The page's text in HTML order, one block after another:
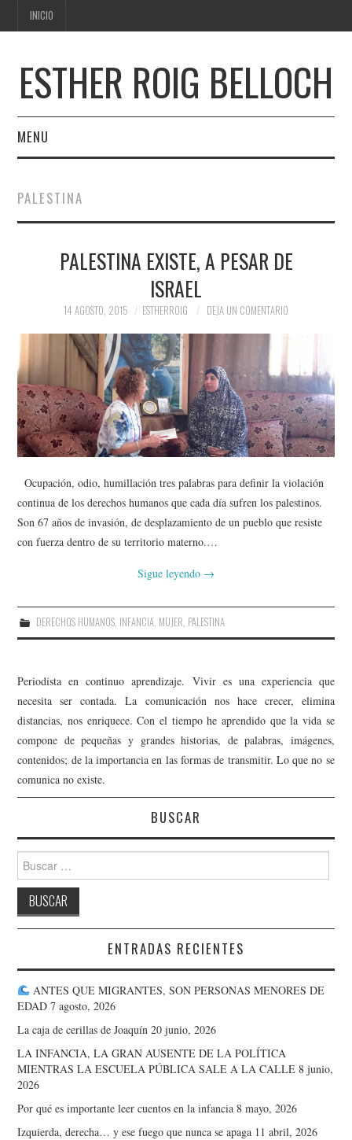
INICIO
ESTHER ROIG BELLOCH
MENU
PALESTINA
PALESTINA EXISTE, A PESAR DE
ISRAEL
14 AGOSTO, 2015 ESTHERROIG DEJA UN COMENTARIO
Ocupación, odio, humillación tres palabras para definir la violación
continua de los derechos humanos que cada día sufren los palestinos.
Son 67 años de invasión, de desplazamiento de un pueblo que resiste
con fuerza dentro de su territorio materno.…
Sigue leyendo →
DERECHOS HUMANOS, INFANCIA, MUJER, PALESTINA
Periodista en continuo aprendizaje. Vivir es una experiencia que
necesita ser contada. La comunicación nos hace crecer, elimina
distancias, nos enriquece. Con el tiempo he aprendido que la vida se
compone de pequeñas y grandes historias, de palabras, imágenes,
contenidos; de la importancia en las formas de transmitir. Lo que no se
comunica no existe.
BUSCAR
Buscar:
ENTRADAS RECIENTES
ANTES QUE MIGRANTES, SON PERSONAS MENORES DE
EDAD 7 agosto, 2026
La caja de cerillas de Joaquín 20 junio, 2026
LA INFANCIA, LA GRAN AUSENTE DE LA POLÍTICA
MIENTRAS LA ESCUELA PÚBLICA SALE A LA CALLE 8 junio,
2026
Por qué es importante leer cuentos en la infancia 8 mayo, 2026
Izquierda, derecha… y ese fuego que nunca se apaga 11 abril, 2026